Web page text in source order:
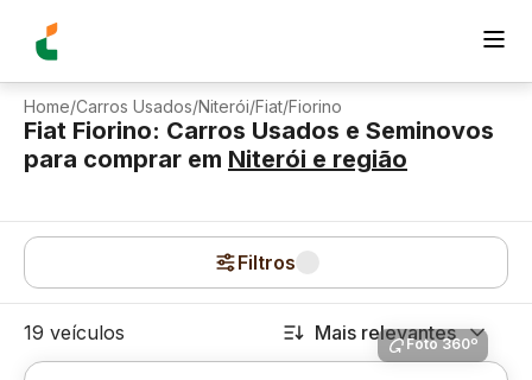
Home/Carros Usados/Niterói/Fiat/Fiorino
Fiat Fiorino: Carros Usados e Seminovos
para comprar em Niterói e região
Filtros
19 veículos Mais relevantes
Foto 360º